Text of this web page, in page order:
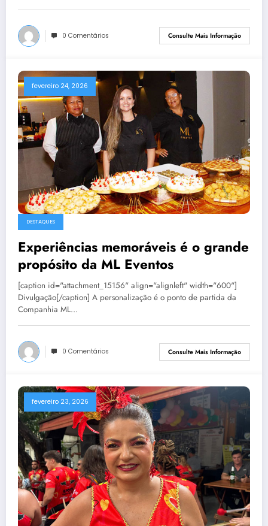
0 Comentários Consulte Mais Informação
fevereiro 24, 2026
DESTAQUES
Experiências memoráveis é o grande
propósito da ML Eventos
[caption id="attachment_15156" align="alignleft" width="600"]
Divulgação[/caption] A personalização é o ponto de partida da
Companhia ML…
0 Comentários Consulte Mais Informação
fevereiro 23, 2026